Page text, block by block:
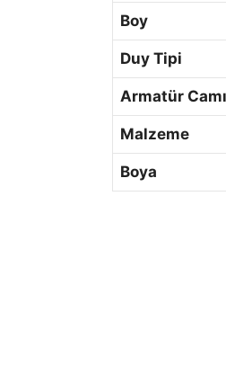
Boy
Duy Tipi
Armatür Camı
Malzeme
Boya